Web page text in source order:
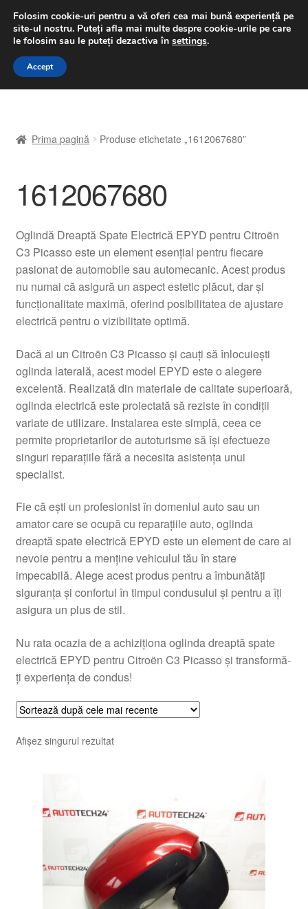
LIVRARE de la 33 lei
luni-vineri 9 a.m. - 4 p.m.031 229 6816
Sari
Sari
A lua legatura
Contul meu
Despre noi
Finalizare comandă
Livrare în toată lumea
Plângere
Plățile
Politică de confidențialitate
Procedura de reclamație
Termeni si conditii
Prima pagină Produse etichetate „1612067680”
1612067680
Oglindă Dreaptă Spate Electrică EPYD pentru Citroën
C3 Picasso este un element esențial pentru fiecare
pasionat de automobile sau automecanic. Acest produs
nu numai că asigură un aspect estetic plăcut, dar și
funcționalitate maximă, oferind posibilitatea de ajustare
electrică pentru o vizibilitate optimă.
Dacă ai un Citroën C3 Picasso și cauți să înlocuiești
oglinda laterală, acest model EPYD este o alegere
excelentă. Realizată din materiale de calitate superioară,
oglinda electrică este proiectată să reziste în condiții
variate de utilizare. Instalarea este simplă, ceea ce
permite proprietarilor de autoturisme să își efectueze
singuri reparațiile fără a necesita asistența unui
specialist.
Fie că ești un profesionist în domeniul auto sau un
amator care se ocupă cu reparațiile auto, oglinda
dreaptă spate electrică EPYD este un element de care ai
nevoie pentru a menține vehiculul tău în stare
impecabilă. Alege acest produs pentru a îmbunătăți
siguranța și confortul în timpul condusului și pentru a îți
asigura un plus de stil.
Nu rata ocazia de a achiziționa oglinda dreaptă spate
electrică EPYD pentru Citroën C3 Picasso și transformă-
ți experiența de condus!
Afișez singurul rezultat
Folosim cookie-uri pentru a vă oferi cea mai bună experiență pe
site-ul nostru. Puteți afla mai multe despre cookie-urile pe care
le folosim sau le puteți dezactiva în settings.
Accept